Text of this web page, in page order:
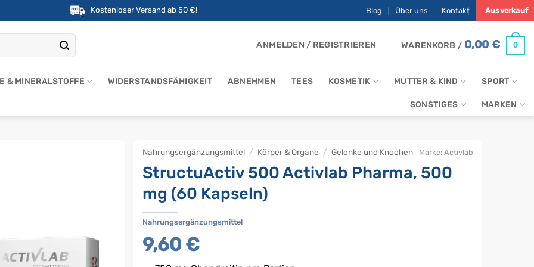
Kostenloser Versand ab 50 €! Blog Über uns Kontakt Ausverkauf
ANMELDEN / REGISTRIEREN WARENKORB / 0,00€ 0
& MINERALSTOFFE WIDERSTANDSFÄHIGKEIT ABNEHMEN TEES KOSMETIK MUTTER & KIND SPORT
SONSTIGES MARKEN
Nahrungsergänzungsmittel / Körper & Organe / Gelenke und Knochen
StructuActiv 500 Activlab Pharma, 500
mg (60 Kapseln)
Nahrungsergänzungsmittel
9,60 €
Marke: Activlab